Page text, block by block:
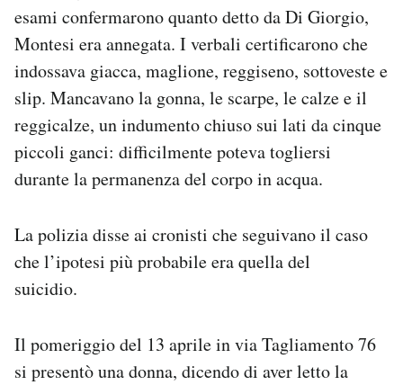
esami confermarono quanto detto da Di Giorgio,
Montesi era annegata. I verbali certificarono che
indossava giacca, maglione, reggiseno, sottoveste e
slip. Mancavano la gonna, le scarpe, le calze e il
reggicalze, un indumento chiuso sui lati da cinque
piccoli ganci: difficilmente poteva togliersi
durante la permanenza del corpo in acqua.
La polizia disse ai cronisti che seguivano il caso
che l’ipotesi più probabile era quella del
suicidio.
Il pomeriggio del 13 aprile in via Tagliamento 76
si presentò una donna, dicendo di aver letto la